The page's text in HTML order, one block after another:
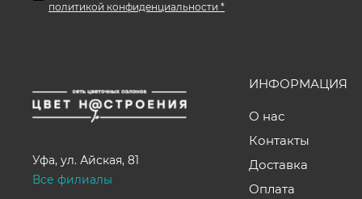
политикой конфиденциальности *
Уфа, ул. Айская, 81
Все филиалы
ИНФОРМАЦИЯ
О нас
Контакты
Доставка
Оплата